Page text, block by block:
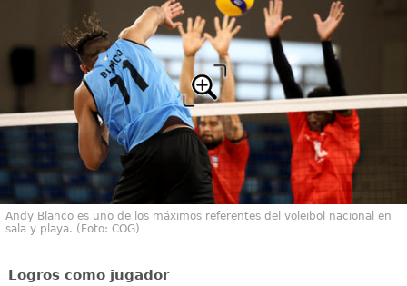
Andy Blanco es uno de los máximos referentes del voleibol nacional en
sala y playa. (Foto: COG)
Logros como jugador